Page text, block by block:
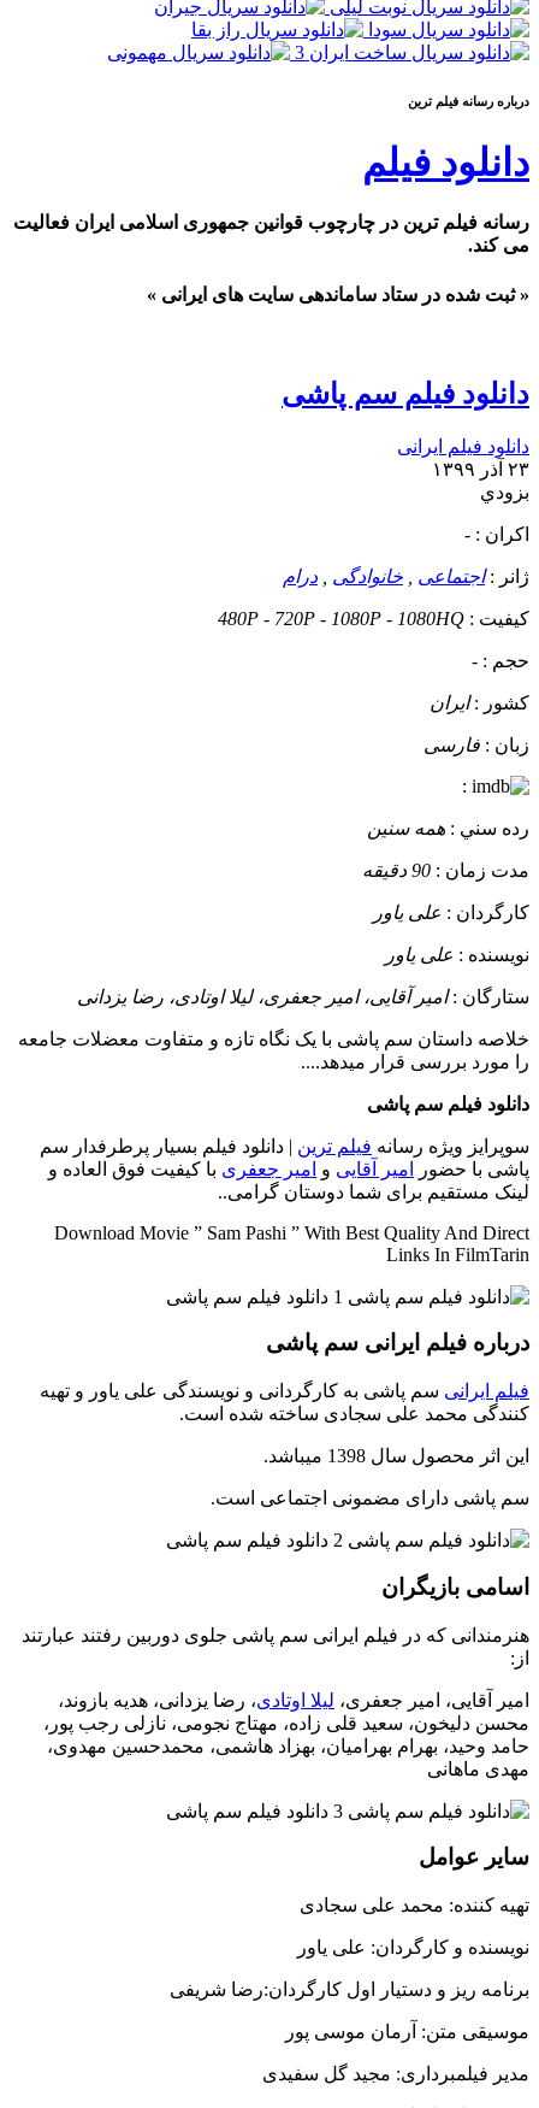
درباره رسانه فيلم ترين
دانلود فیلم
رسانه فیلم ترین در چارچوب قوانین جمهوری اسلامی ایران فعالیت
می کند.
« ثبت شده در ستاد ساماندهی سایت های ایرانی »
دانلود فیلم سم پاشی
دانلود فیلم ایرانی
۲۳ آذر ۱۳۹۹
بزودي
اکران : -
ژانر :اجتماعی خانوادگی درام
کيفيت : 480P - 720P - 1080P - 1080HQ
حجم : -
کشور :ایران
زبان : فارسی
:
رده سني : همه سنین
مدت زمان : 90 دقیقه
کارگردان : علی یاور
نويسنده : علی یاور
ستارگان :امیر آقایی، امیر جعفری، لیلا اوتادی، رضا یزدانی
خلاصه داستان سم پاشی با یک نگاه تازه و متفاوت معضلات جامعه
را مورد بررسی قرار میدهد....
دانلود فیلم سم پاشی
سوپرایز ویژه رسانه فیلم ترین | دانلود فیلم بسیار پرطرفدار سم
پاشی با حضور
امیر آقایی و امیر جعفری با کیفیت فوق العاده و
لینک مستقیم برای شما دوستان گرامی..
Download Movie ” Sam Pashi ” With Best Quality And Direct
Links In FilmTarin
درباره فیلم ایرانی سم پاشی
فیلم ایرانی سم پاشی به کارگردانی و نویسندگی علی یاور و تهیه
کنندگی محمد علی سجادی ساخته شده است.
این اثر محصول سال 1398 میباشد.
سم پاشی دارای مضمونی اجتماعی است.
اسامی بازیگران
هنرمندانی که در فیلم ایرانی سم پاشی جلوی دوربین رفتند عبارتند
از:
امیر آقایی، امیر جعفری، لیلا اوتادی، رضا یزدانی، هدیه بازوند،
محسن دلیخون، سعید قلی زاده، مهتاج نجومی، نازلی رجب پور،
حامد وحید، بهرام بهرامیان، بهزاد هاشمی، محمدحسین مهدوی،
مهدی ماهانی
سایر عوامل
تهیه کننده: محمد علی سجادی
نویسنده و کارگردان: علی یاور
برنامه ریز و دستیار اول کارگردان:رضا شریفی
موسیقی متن: آرمان موسی پور
مدیر فیلمبرداری: مجید گل سفیدی